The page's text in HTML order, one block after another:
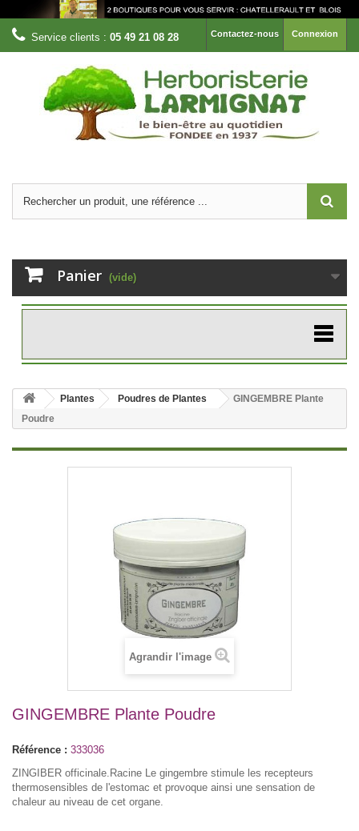
Connexion
Contactez-nous
Service clients : 05 49 21 08 28
Panier (vide)
Plantes Poudres de Plantes
GINGEMBRE Plante
Poudre
Agrandir l'image
GINGEMBRE Plante Poudre
Référence : 333036
ZINGIBER officinale.Racine Le gingembre stimule les recepteurs
thermosensibles de l'estomac et provoque ainsi une sensation de
chaleur au niveau de cet organe.